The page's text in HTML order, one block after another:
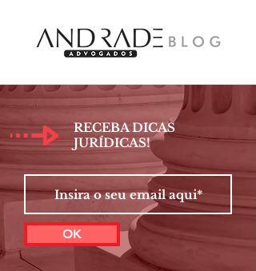
RECEBA DICAS
JURÍDICAS!
OK